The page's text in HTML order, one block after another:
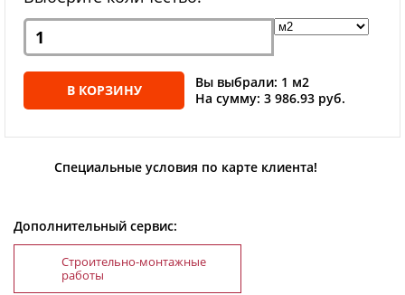
В КОРЗИНУ
Вы выбрали: 1 м2
На сумму: 3 986.93 руб.
Специальные условия по карте клиента!
Дополнительный сервис:
Строительно-монтажные
работы